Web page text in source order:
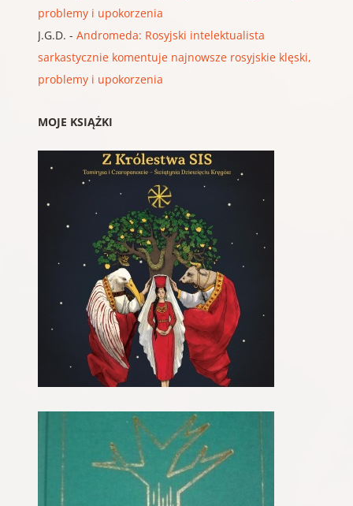
problemy i upokorzenia
J.G.D. - Andromeda: Rosyjski intelektualista
sarkastycznie komentuje najnowsze rosyjskie klęski,
problemy i upokorzenia
MOJE KSIĄŻKI